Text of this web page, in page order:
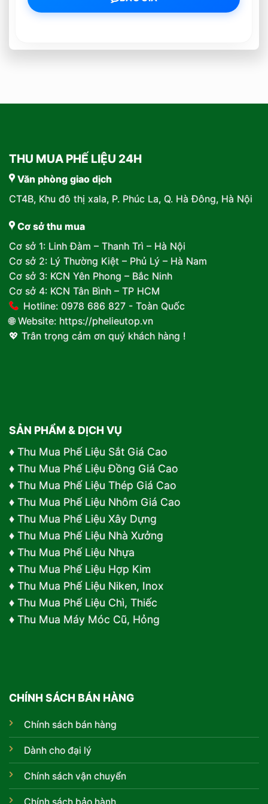
THU MUA PHẾ LIỆU 24H
Văn phòng giao dịch
CT4B, Khu đô thị xala, P. Phúc La, Q. Hà Đông, Hà Nội
Cơ sở thu mua
Cơ sở 1: Linh Đàm – Thanh Trì – Hà Nội
Cơ sở 2: Lý Thường Kiệt – Phủ Lý – Hà Nam
Cơ sở 3: KCN Yên Phong – Bắc Ninh
Cơ sở 4: KCN Tân Bình – TP HCM
Hotline: 0978 686 827 - Toàn Quốc
🌐 Website: https://phelieutop.vn
💖 Trân trọng cảm ơn quý khách hàng !
SẢN PHẨM & DỊCH VỤ
♦ Thu Mua Phế Liệu Sắt Giá Cao
♦ Thu Mua Phế Liệu Đồng Giá Cao
♦ Thu Mua Phế Liệu Thép Giá Cao
♦ Thu Mua Phế Liệu Nhôm Giá Cao
♦ Thu Mua Phế Liệu Xây Dựng
♦ Thu Mua Phế Liệu Nhà Xưởng
♦ Thu Mua Phế Liệu Nhựa
♦ Thu Mua Phế Liệu Hợp Kim
♦ Thu Mua Phế Liệu Niken, Inox
♦ Thu Mua Phế Liệu Chì, Thiếc
♦ Thu Mua Máy Móc Cũ, Hỏng
CHÍNH SÁCH BÁN HÀNG
Chính sách bán hàng
Dành cho đại lý
Chính sách vận chuyển